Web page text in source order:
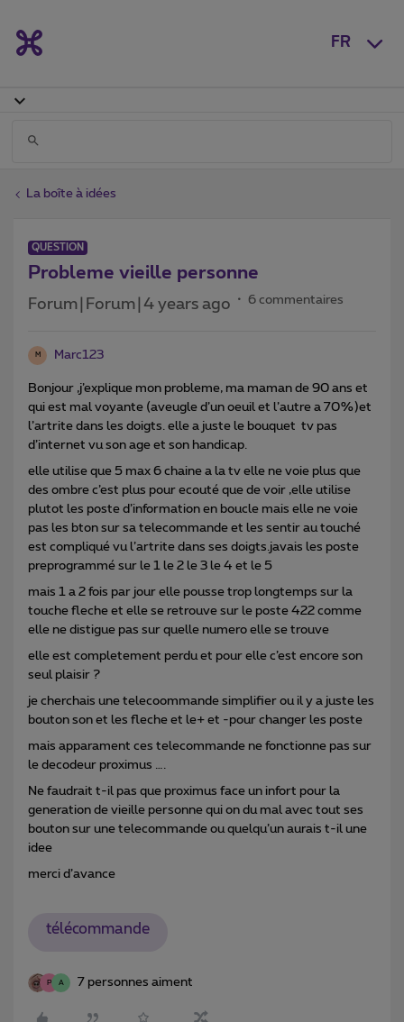
FR
La boîte à idées
QUESTION
Probleme vieille personne
Forum|Forum|4 years ago 6 commentaires
M Marc123
Bonjour ,j’explique mon probleme, ma maman de 90 ans et
qui est mal voyante (aveugle d’un oeuil et l’autre a 70%)et
l’artrite dans les doigts. elle a juste le bouquet tv pas
d’internet vu son age et son handicap.
elle utilise que 5 max 6 chaine a la tv elle ne voie plus que
des ombre c’est plus pour ecouté que de voir ,elle utilise
plutot les poste d’information en boucle mais elle ne voie
pas les bton sur sa telecommande et les sentir au touché
est compliqué vu l’artrite dans ses doigts.javais les poste
preprogrammé sur le 1 le 2 le 3 le 4 et le 5
mais 1 a 2 fois par jour elle pousse trop longtemps sur la
touche fleche et elle se retrouve sur le poste 422 comme
elle ne distigue pas sur quelle numero elle se trouve
elle est completement perdu et pour elle c’est encore son
seul plaisir ?
je cherchais une telecoommande simplifier ou il y a juste les
bouton son et les fleche et le+ et -pour changer les poste
mais apparament ces telecommande ne fonctionne pas sur
le decodeur proximus ….
Ne faudrait t-il pas que proximus face un infort pour la
generation de vieille personne qui on du mal avec tout ses
bouton sur une telecommande ou quelqu’un aurais t-il une
idee
merci d’avance
télécommande
P A 7 personnes aiment